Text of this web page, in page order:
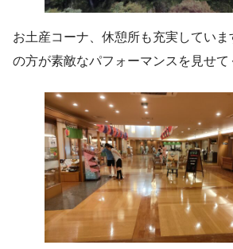
お土産コーナ、休憩所も充実してい
の方が素敵なパフォーマンスを見せて